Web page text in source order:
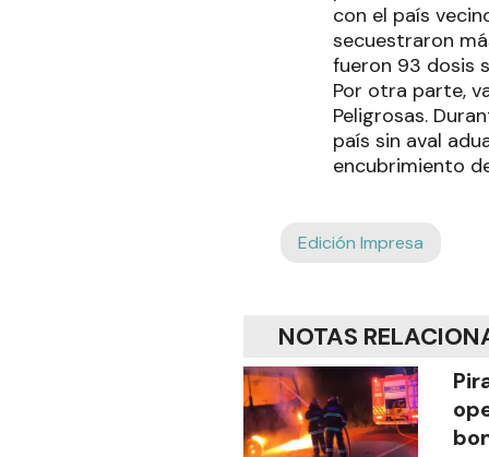
con el país
secuestraron
fueron 93 dosis
Por otra parte,
Peligrosas.
país sin aval
encubrimiento
Edición Impresa
NOTAS